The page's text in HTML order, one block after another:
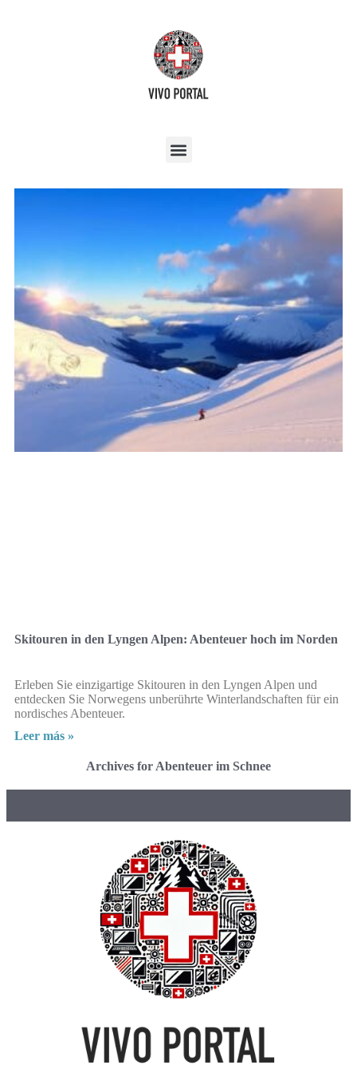
Skitouren in den Lyngen Alpen: Abenteuer hoch im Norden
Erleben Sie einzigartige Skitouren in den Lyngen Alpen und
entdecken Sie Norwegens unberührte Winterlandschaften für ein
nordisches Abenteuer.
Leer más »
Archives for Abenteuer im Schnee